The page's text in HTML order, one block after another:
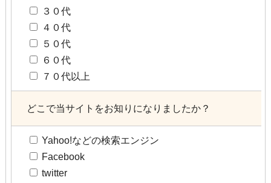
３０代
４０代
５０代
６０代
７０代以上
どこで当サイトをお知りになりましたか？
Yahoo!などの検索エンジン
Facebook
twitter